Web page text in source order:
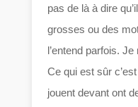
pas de là à dire
grosses ou des
l’entend parfois.
Ce qui est sûr
jouent devant ont